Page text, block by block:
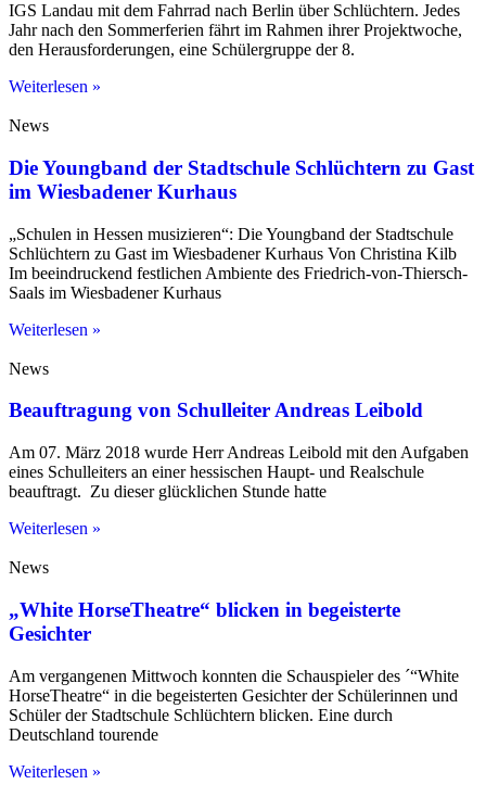
IGS Landau mit dem Fahrrad nach Berlin über Schlüchtern. Jedes
Jahr nach den Sommerferien fährt im Rahmen ihrer Projektwoche,
den Herausforderungen, eine Schülergruppe der 8.
Weiterlesen »
News
Die Youngband der Stadtschule Schlüchtern zu Gast
im Wiesbadener Kurhaus
„Schulen in Hessen musizieren“: Die Youngband der Stadtschule
Schlüchtern zu Gast im Wiesbadener Kurhaus Von Christina Kilb
Im beeindruckend festlichen Ambiente des Friedrich-von-Thiersch-
Saals im Wiesbadener Kurhaus
Weiterlesen »
News
Beauftragung von Schulleiter Andreas Leibold
Am 07. März 2018 wurde Herr Andreas Leibold mit den Aufgaben
eines Schulleiters an einer hessischen Haupt- und Realschule
beauftragt. Zu dieser glücklichen Stunde hatte
Weiterlesen »
News
„White HorseTheatre“ blicken in begeisterte
Gesichter
Am vergangenen Mittwoch konnten die Schauspieler des ´“White
HorseTheatre“ in die begeisterten Gesichter der Schülerinnen und
Schüler der Stadtschule Schlüchtern blicken. Eine durch
Deutschland tourende
Weiterlesen »